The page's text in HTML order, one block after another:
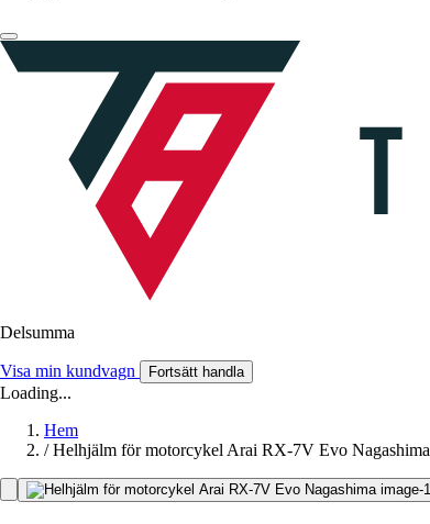
Delsumma
Visa min kundvagn Fortsätt handla
Loading...
Hem
/ Helhjälm för motorcykel Arai RX-7V Evo Nagashima